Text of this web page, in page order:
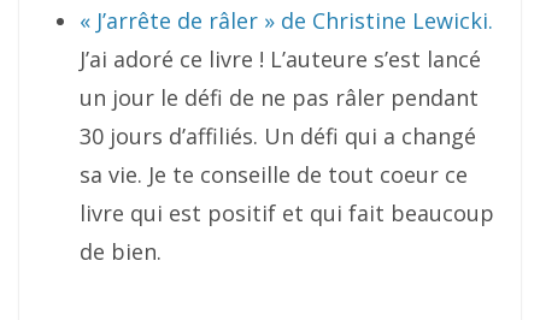
« J’arrête de râler » de Christine Lewicki.
J’ai adoré ce livre ! L’auteure s’est lancé
un jour le défi de ne pas râler pendant
30 jours d’affiliés. Un défi qui a changé
sa vie. Je te conseille de tout coeur ce
livre qui est positif et qui fait beaucoup
de bien.